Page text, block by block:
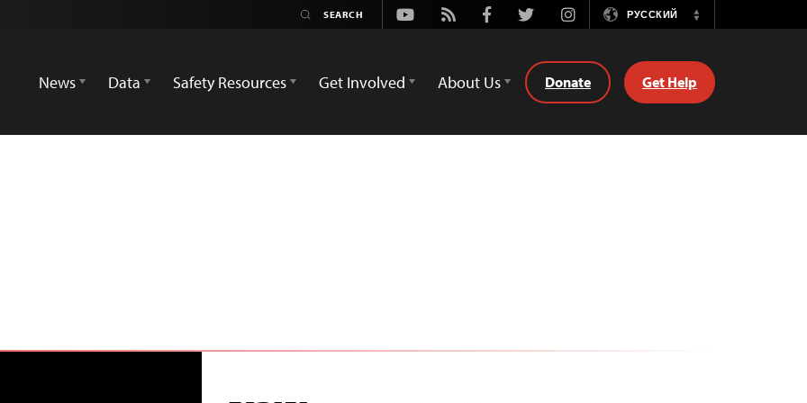
Youtube
Rss FacebookTwitterInstagramРУССКИЙ
Switch
News
Data Safety Resources Get Involved About Us Donate Get Help